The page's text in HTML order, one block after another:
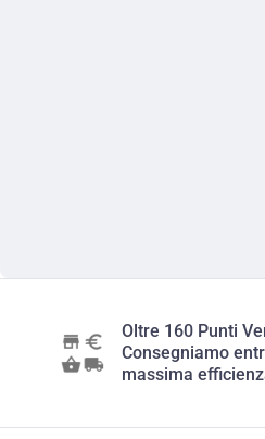
Oltre 160 Punti
Consegniamo
massima